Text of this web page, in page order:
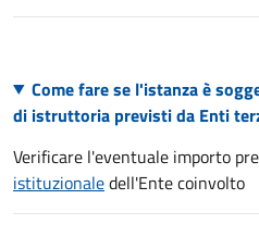
Come fare se l'istanza è
di istruttoria previsti da Enti
Verificare l'eventuale importo
istituzionaledell'Ente coinvolto